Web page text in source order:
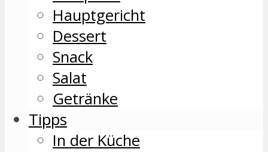
Hauptgericht
Dessert
Snack
Salat
Getränke
Tipps
In der Küche